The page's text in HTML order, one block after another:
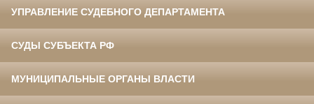
УПРАВЛЕНИЕ СУДЕБНОГО ДЕПАРТАМЕНТА
СУДЫ СУБЪЕКТА РФ
МУНИЦИПАЛЬНЫЕ ОРГАНЫ ВЛАСТИ